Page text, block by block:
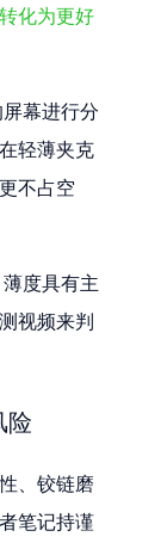
化为更好
幕进行分
轻薄夹克
不占空
度具有主
视频来判
险
、铰链磨
笔记持谨